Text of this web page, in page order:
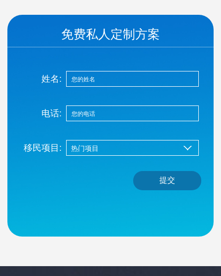
免费私人定制方案
姓名:
电话:
移民项目:
提交